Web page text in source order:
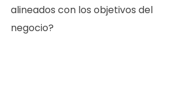
alineados con los objetivos del
negocio?